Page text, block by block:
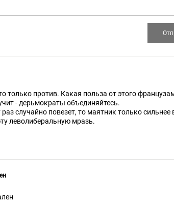
только против. Какая польза от этого
- дерьмократы объединяйтесь.
случайно повезет, то маятник только сильнее
леволиберальную мразь.